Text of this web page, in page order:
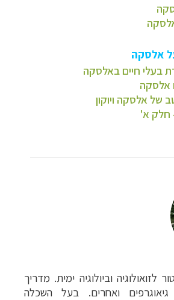
אלסקה
בעלי חיים באלסקה
אלסקה
של אלסקה ויוקון
חלק א'
לזואולוגיה וביולוגיה ימית. מדריך
ואחרים. בעל השכלה